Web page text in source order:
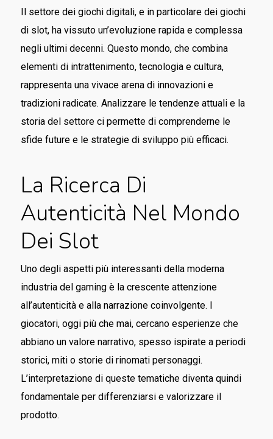
Il settore dei giochi digitali, e in particolare dei giochi
di slot, ha vissuto un’evoluzione rapida e complessa
negli ultimi decenni. Questo mondo, che combina
elementi di intrattenimento, tecnologia e cultura,
rappresenta una vivace arena di innovazioni e
tradizioni radicate. Analizzare le tendenze attuali e la
storia del settore ci permette di comprenderne le
sfide future e le strategie di sviluppo più efficaci.
La Ricerca Di
Autenticità Nel Mondo
Dei Slot
Uno degli aspetti più interessanti della moderna
industria del gaming è la crescente attenzione
all’autenticità e alla narrazione coinvolgente. I
giocatori, oggi più che mai, cercano esperienze che
abbiano un valore narrativo, spesso ispirate a periodi
storici, miti o storie di rinomati personaggi.
L’interpretazione di queste tematiche diventa quindi
fondamentale per differenziarsi e valorizzare il
prodotto.